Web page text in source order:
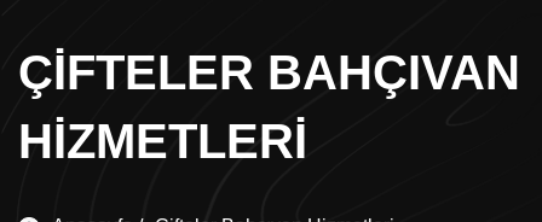
ÇIFTELER BAHÇIVAN
HIZMETLERI